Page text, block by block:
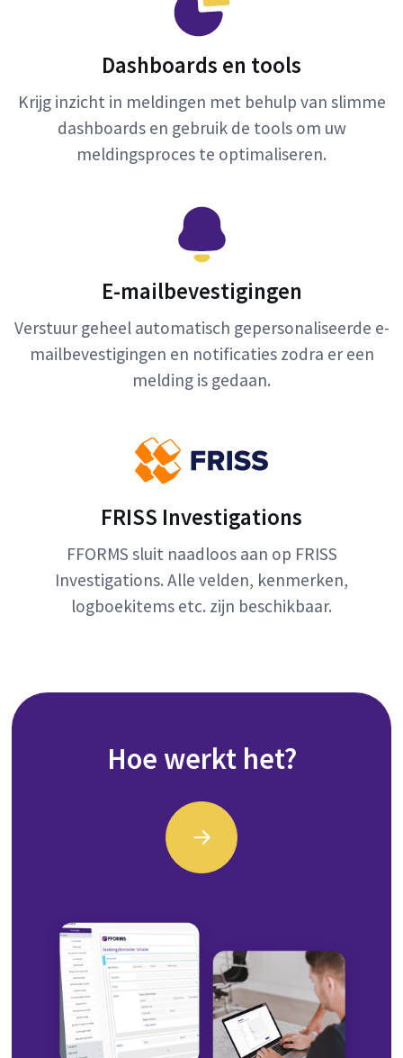
Dashboards en tools
Krijg inzicht in meldingen met behulp van slimme
dashboards en gebruik de tools om uw
meldingsproces te optimaliseren.
E-mailbevestigingen
Verstuur geheel automatisch gepersonaliseerde e-
mailbevestigingen en notificaties zodra er een
melding is gedaan.
FRISS Investigations
FFORMS sluit naadloos aan op FRISS
Investigations. Alle velden, kenmerken,
logboekitems etc. zijn beschikbaar.
Hoe werkt het?